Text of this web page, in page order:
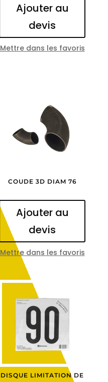
Ajouter au
devis
Mettre dans les favoris
COUDE 3D DIAM 76
Ajouter au
devis
Mettre dans les favoris
DISQUE LIMITATION DE